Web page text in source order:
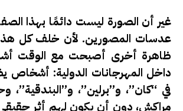
غير أن الصورة ليست دائمًا بهذا
عدسات المصورين. لأن خلف كل هذا
ظاهرة أخرى أصبحت مع الوقت
داخل المهرجانات الدولية: أشخاص
في “كان”، و”برلين”،
مراكش، دون أن يكون لهم أثر